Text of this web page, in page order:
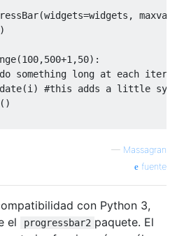
(widgets=widgets , maxval
(100,500+1 ,50):
something long at each
(i )
#this adds a little
()
— Massagran
fuente
con Python 3,
el
progressbar2 paquete. El